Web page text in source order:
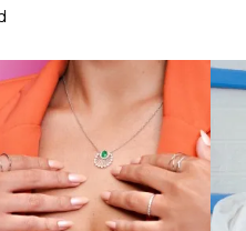
trazer uma pedra na cor
e exuberância. Já
formanda que será
escolha realizada pode ser a